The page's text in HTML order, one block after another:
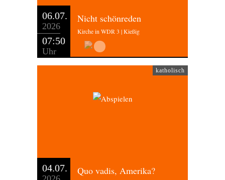
06.07.
2026
07:50
Uhr
Nicht schönreden
Kirche in WDR 3 | Kießig
katholisch
04.07. Quo vadis, Amerika?